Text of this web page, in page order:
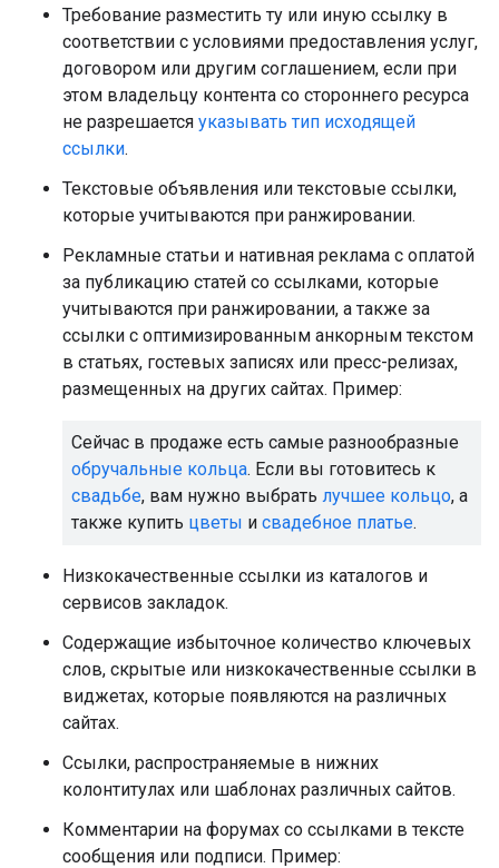
Требование разместить ту или иную ссылку в
соответствии с условиями предоставления услуг,
договором или другим соглашением, если при
этом владельцу контента со стороннего ресурса
не разрешается указывать тип исходящей
ссылки.
Текстовые объявления или текстовые ссылки,
которые учитываются при ранжировании.
Рекламные статьи и нативная реклама с оплатой
за публикацию статей со ссылками, которые
учитываются при ранжировании, а также за
ссылки с оптимизированным анкорным текстом
в статьях, гостевых записях или пресс-релизах,
размещенных на других сайтах. Пример:
Сейчас в продаже есть самые разнообразные
обручальные кольца. Если вы готовитесь к
свадьбе, вам нужно выбрать лучшее кольцо, а
также купить цветы и свадебное платье.
Низкокачественные ссылки из каталогов и
сервисов закладок.
Содержащие избыточное количество ключевых
слов, скрытые или низкокачественные ссылки в
виджетах, которые появляются на различных
сайтах.
Ссылки, распространяемые в нижних
колонтитулах или шаблонах различных сайтов.
Комментарии на форумах со ссылками в тексте
сообщения или подписи. Пример: